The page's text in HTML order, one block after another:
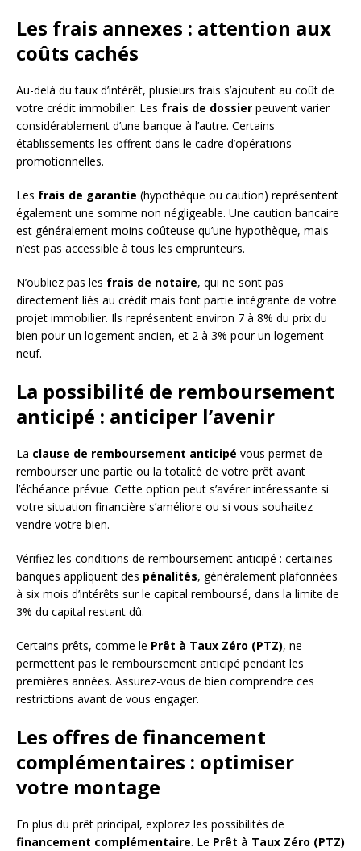
Les frais annexes : attention aux
coûts cachés
Au-delà du taux d’intérêt, plusieurs frais s’ajoutent au coût de
votre crédit immobilier. Les frais de dossier peuvent varier
considérablement d’une banque à l’autre. Certains
établissements les offrent dans le cadre d’opérations
promotionnelles.
Les frais de garantie (hypothèque ou caution) représentent
également une somme non négligeable. Une caution bancaire
est généralement moins coûteuse qu’une hypothèque, mais
n’est pas accessible à tous les emprunteurs.
N’oubliez pas les frais de notaire, qui ne sont pas
directement liés au crédit mais font partie intégrante de votre
projet immobilier. Ils représentent environ 7 à 8% du prix du
bien pour un logement ancien, et 2 à 3% pour un logement
neuf.
La possibilité de remboursement
anticipé : anticiper l’avenir
La clause de remboursement anticipé vous permet de
rembourser une partie ou la totalité de votre prêt avant
l’échéance prévue. Cette option peut s’avérer intéressante si
votre situation financière s’améliore ou si vous souhaitez
vendre votre bien.
Vérifiez les conditions de remboursement anticipé : certaines
banques appliquent des pénalités, généralement plafonnées
à six mois d’intérêts sur le capital remboursé, dans la limite de
3% du capital restant dû.
Certains prêts, comme le Prêt à Taux Zéro (PTZ), ne
permettent pas le remboursement anticipé pendant les
premières années. Assurez-vous de bien comprendre ces
restrictions avant de vous engager.
Les offres de financement
complémentaires : optimiser
votre montage
En plus du prêt principal, explorez les possibilités de
financement complémentaire. Le Prêt à Taux Zéro (PTZ)